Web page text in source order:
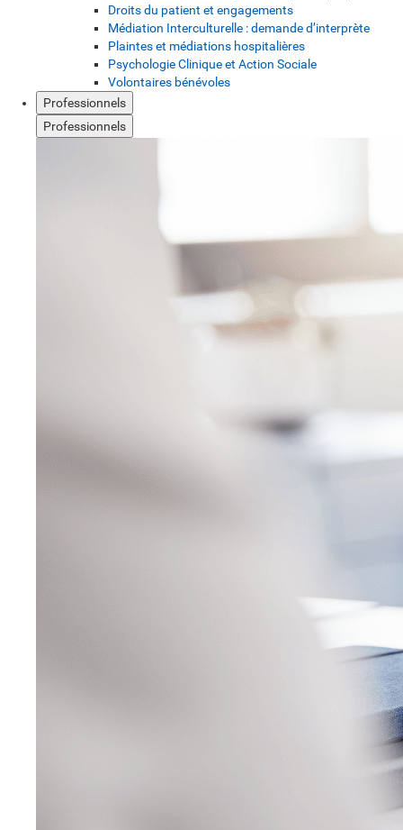
Droits du patient et engagements
Médiation Interculturelle : demande d’interprète
Plaintes et médiations hospitalières
Psychologie Clinique et Action Sociale
Volontaires bénévoles
Professionnels
Professionnels